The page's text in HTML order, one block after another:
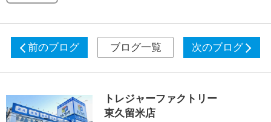
前のブログ ブログ一覧 次のブログ
トレジャーファクトリー
東久留米店